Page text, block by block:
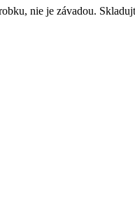
nie je závadou.